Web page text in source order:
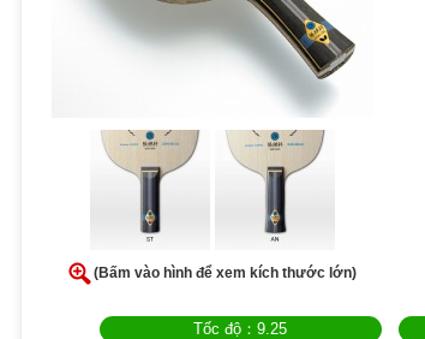
(Bấm vào hình để xem kích thước lớn)
Tốc độ：9.25